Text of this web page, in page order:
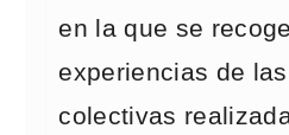
en la que se
experiencias de
colectivas